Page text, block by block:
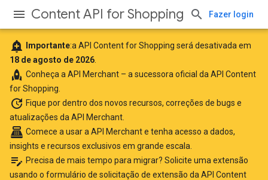
Content API for Shopping Fazer login
add_alert Importante:a API Content for Shopping será desativada em
18 de agosto de 2026
rocket Conheça a API Merchant – a sucessora oficial da API Content
for Shopping.
update Fique por dentro dos novos recursos, correções de bugs e
atualizações da API Merchant.
point_of_sale Comece a usar a API Merchante tenha acesso a dados,
insights e recursos exclusivos em grande escala.
edit_note Precisa de mais tempo para migrar? Solicite uma extensão
usando o formulário de solicitação de extensão da API Content